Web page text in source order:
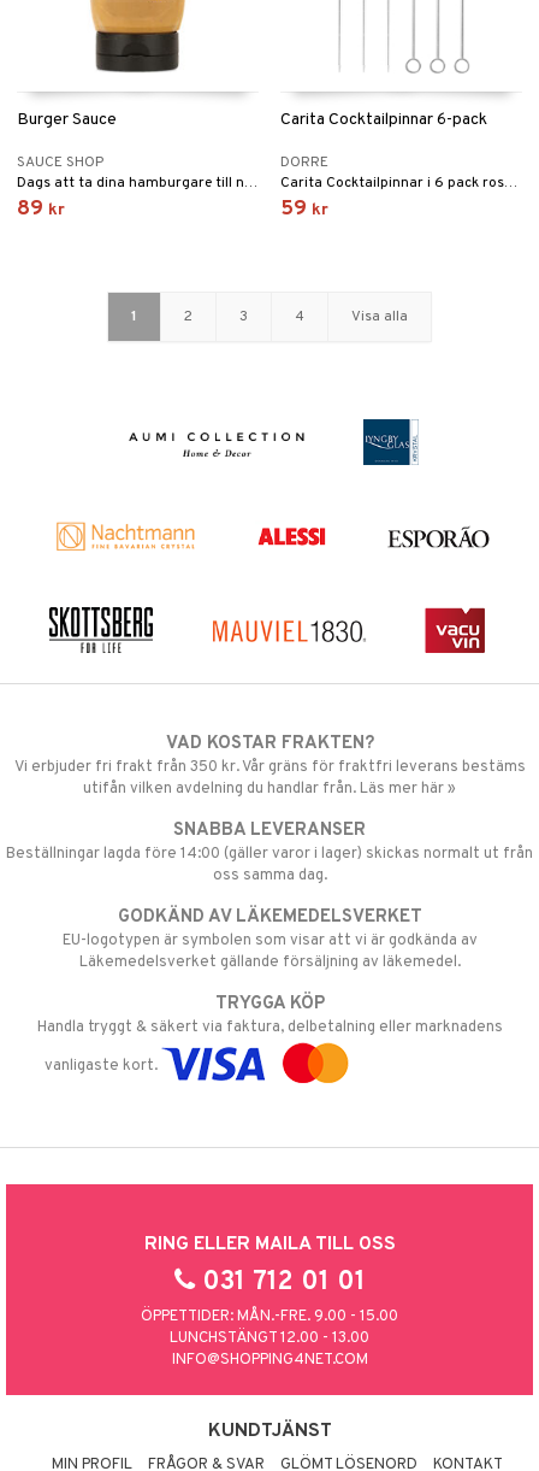
Burger Sauce
SAUCE SHOP
Dags att ta dina hamburgare till nästa nivå tillsammans med denna syrliga, rökiga smakexplosion.
89 kr
Carita Cocktailpinnar 6-pack
DORRE
Carita Cocktailpinnar i 6 pack rostfri 10,5 cm.
59 kr
1 2 3 4 Visa alla
VAD KOSTAR FRAKTEN?
Vi erbjuder fri frakt från 350 kr. Vår gräns för fraktfri leverans bestäms
utifån vilken avdelning du handlar från. Läs mer här »
SNABBA LEVERANSER
Beställningar lagda före 14:00 (gäller varor i lager) skickas normalt ut från
oss samma dag.
GODKÄND AV LÄKEMEDELSVERKET
EU-logotypen är symbolen som visar att vi är godkända av
Läkemedelsverket gällande försäljning av läkemedel.
TRYGGA KÖP
Handla tryggt & säkert via faktura, delbetalning eller marknadens
vanligaste kort.
RING ELLER MAILA TILL OSS
031 712 01 01
ÖPPETTIDER: MÅN.-FRE. 9.00 - 15.00
LUNCHSTÄNGT 12.00 - 13.00
INFO@SHOPPING4NET.COM
KUNDTJÄNST
MIN PROFIL FRÅGOR & SVAR GLÖMT LÖSENORD KONTAKT